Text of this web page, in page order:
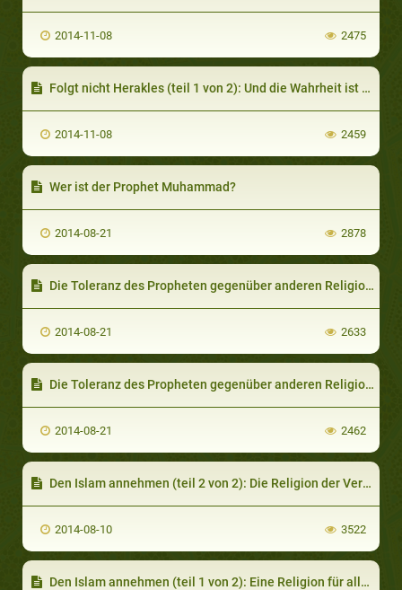
2014-11-08 2475
Folgt nicht Herakles (teil 1 von 2): Und die Wahrheit ist deutlich gemacht
2014-11-08 2459
Wer ist der Prophet Muhammad?
2014-08-21 2878
Die Toleranz des Propheten gegenüber anderen Religionen (teil 2 von 2): Religiöse Autonomie und Politik
2014-08-21 2633
Die Toleranz des Propheten gegenüber anderen Religionen (teil 1 von 2): Jedem seine eigene Religion
2014-08-21 2462
Den Islam annehmen (teil 2 von 2): Die Religion der Vergebung
2014-08-10 3522
Den Islam annehmen (teil 1 von 2): Eine Religion für alle Menschen, überall